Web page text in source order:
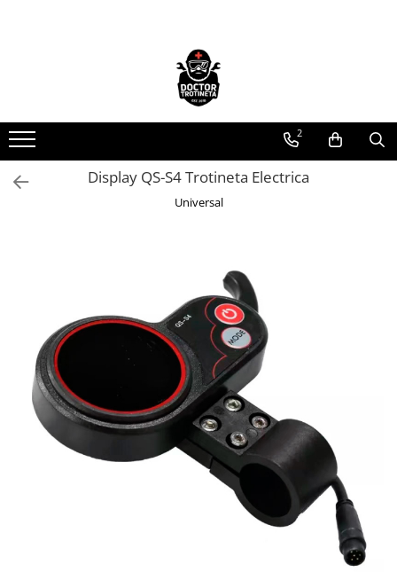
Toate produsele
Piese de schimb
https://www.doctortrotineta.ro/electrica
Acceleratie
Acumulatori
Kit complet
Contact cu cheie
https://www.doctortrotineta.ro/frane
Discuri frana
Placute de frana
2
Display QS-S4 Trotineta Electrica
Universal